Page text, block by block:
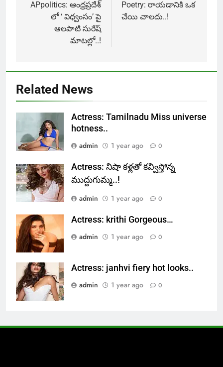
navigation
APpolitics: ఆంధ్రప్రదేశ్
లో ‘ విధ్వంసం’ పై
ఆలపాటి సురేష్
మాటల్లో..!
Poetry: రాయడానికి ఒక
చేయి చాలదు..!
Related News
Actress: Tamilnadu Miss universe
hotness..
admin
1 year ago 0
Actress: నిషా కళ్లతో కవ్విస్తోన్న
ముద్దుగుమ్మ..!
admin
1 year ago 0
Actress: krithi Gorgeous…
admin
1 year ago 0
Actress: janhvi fiery hot looks..
admin
1 year ago 0